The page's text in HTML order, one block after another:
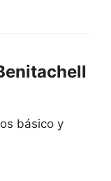
básico y